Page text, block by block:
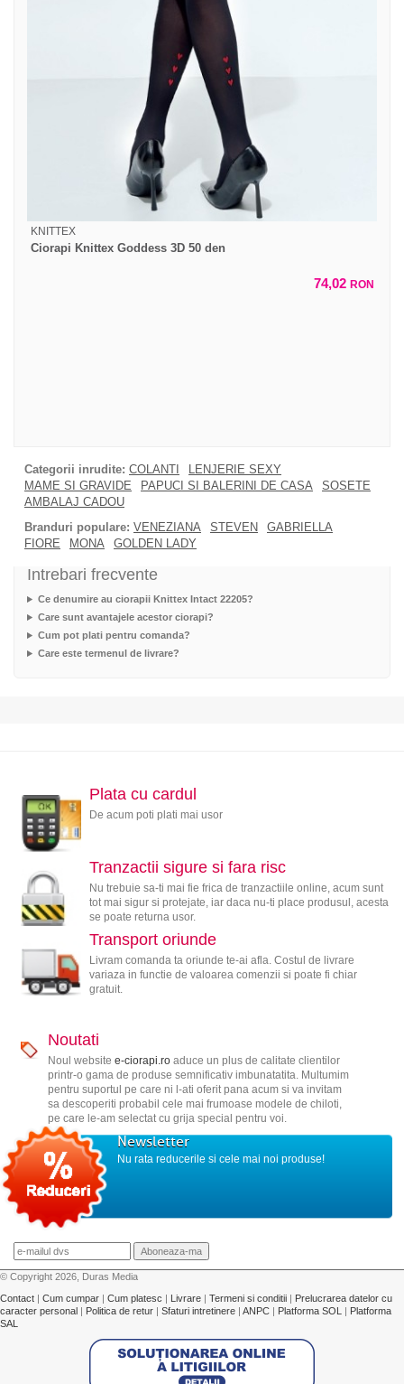
KNITTEX
Ciorapi Knittex Goddess 3D 50 den
74,02 RON
Categorii inrudite: COLANTI
LENJERIE SEXY
MAME SI GRAVIDE
PAPUCI SI BALERINI DE CASA
SOSETE
AMBALAJ CADOU
Branduri populare: VENEZIANA STEVEN
GABRIELLA
FIORE
MONA GOLDEN LADY
Intrebari frecvente
Ce denumire au ciorapii Knittex Intact 22205?
Care sunt avantajele acestor ciorapi?
Cum pot plati pentru comanda?
Care este termenul de livrare?
Plata cu cardul
De acum poti plati mai usor
Tranzactii sigure si fara risc
Nu trebuie sa-ti mai fie frica de tranzactiile online, acum sunt
tot mai sigur si protejate, iar daca nu-ti place produsul, acesta
se poate returna usor.
Transport oriunde
Livram comanda ta oriunde te-ai afla. Costul de livrare
variaza in functie de valoarea comenzii si poate fi chiar
gratuit.
Noutati
Noul website e-ciorapi.roaduce un plus de calitate clientilor
printr-o gama de produse semnificativ imbunatatita. Multumim
pentru suportul pe care ni l-ati oferit pana acum si va invitam
sa descoperiti probabil cele mai frumoase modele de chiloti,
pe care le-am selectat cu grija special pentru voi.
Newsletter
Nu rata reducerile si cele mai noi produse!
© Copyright 2026, Duras Media
Contact | Cum cumpar | Cum platesc | Livrare | Termeni si conditii | Prelucrarea datelor cu
caracter personal | Politica de retur | Sfaturi intretinere | ANPC | Platforma SOL | Platforma
SAL